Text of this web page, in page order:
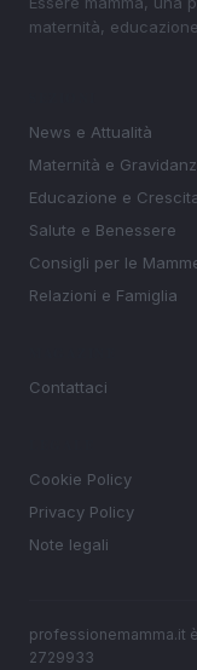
maternità,
News e Attualità
Maternità e
Educazione e
Salute e Benessere
Consigli per le
Relazioni e Famiglia
Contattaci
Cookie Policy
Privacy Policy
Note legali
professionemamma.it
2729933